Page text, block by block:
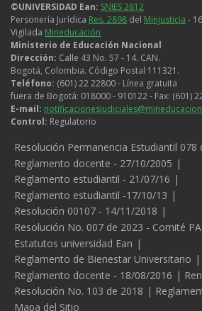
©UNIVERSIDAD Ean: SNIES 2812
Personería Jurídica Res. 2898 del Minjusticia -
Vigilada Mineducación
Ministerio de Educación Nacional
Dirección: Calle 43 No. 57 - 14. CAN.
Bogotá, Colombia. Código Postal 111321.
Teléfono: (601) 22 22800 - Línea gratuita
fuera de Bogotá: 018000 - 910122 - Fax: (601)
E-mail:
Control: Regulatorio
Legales
Resolución Permanencia Estudiantil 078
Reglamento docente - 27/10/2005
Reglamento estudiantil - 21/07/16
Reglamento estudiantil -17/10/13
Resolución 00107 - 14/11/2018
Resolución No. 007 de 2023 - Comité
Estatutos universidad Ean
Reglamento de Bienestar Universitario
Reglamento docente - 18/08/2016
Resolución No. 103 de 2018
Mapa del Sitio